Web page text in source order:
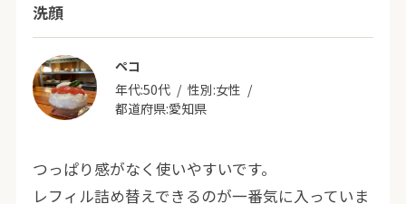
洗顔
ペコ
年代:50代 性別:女性
都道府県:愛知県
つっぱり感がなく使いやすいです。
レフィル詰め替えできるのが一番気に入っていま